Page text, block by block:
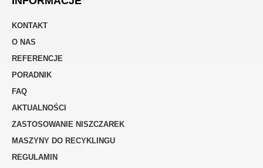
KONTAKT
O NAS
REFERENCJE
PORADNIK
FAQ
AKTUALNOŚCI
ZASTOSOWANIE NISZCZAREK
MASZYNY DO RECYKLINGU
REGULAMIN